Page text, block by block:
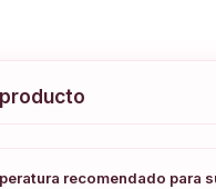
recomendado para